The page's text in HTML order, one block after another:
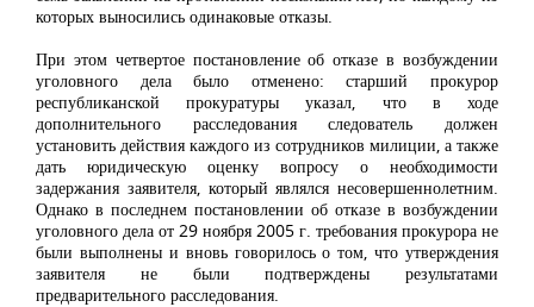
которых выносились одинаковые отказы.
При этом четвертое постановление об отказе в возбуждении
уголовного дела было отменено: старший прокурор
республиканской прокуратуры указал, что в ходе
дополнительного расследования следователь должен
установить действия каждого из сотрудников милиции, а также
дать юридическую оценку вопросу о необходимости
задержания заявителя, который являлся несовершеннолетним.
Однако в последнем постановлении об отказе в возбуждении
уголовного дела от 29 ноября 2005 г. требования прокурора не
были выполнены и вновь говорилось о том, что утверждения
заявителя не были подтверждены результатами
предварительного расследования.